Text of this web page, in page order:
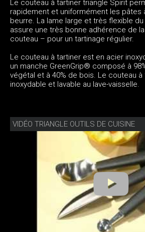
Le couteau à tartiner triangle Spirit
rapidement et uniformément les pâtes
beurre. La lame large et très flexible
assure une très bonne adhérence de
couteau – pour un tartinage régulier.
Le couteau à tartiner est en acier
un manche GreenGrip® composé à
végétal et à 40% de bois. Le couteau
inoxydable et lavable au lave-vaisselle.
VIDÉO TRIANGLE OUTILS DE CUISINE